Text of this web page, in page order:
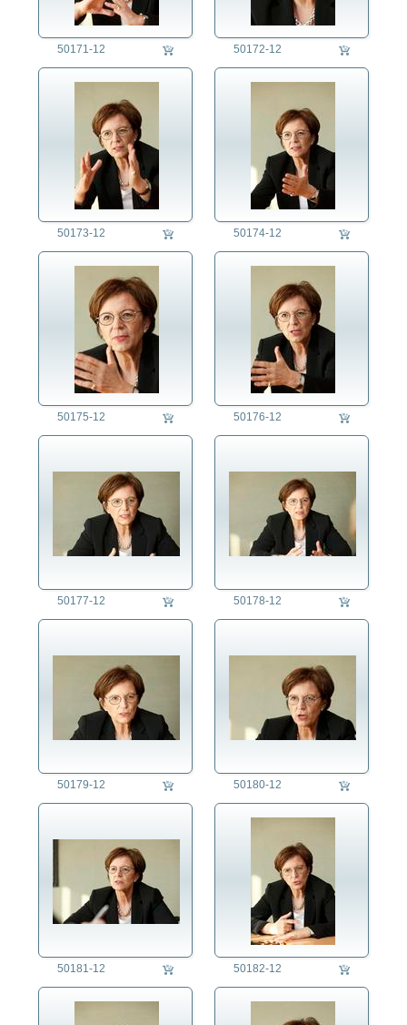
50171-12 50172-12
50173-12 50174-12
50175-12 50176-12
50177-12 50178-12
50179-12 50180-12
50181-12 50182-12